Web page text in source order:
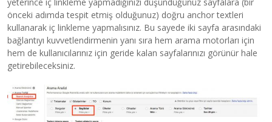
önceki adımda tespit etmiş olduğunuz) doğru anchor textleri
kullanarak iç linkleme yapmalısınız. Bu sayede iki sayfa arasındaki
bağlantıyı kuvvetlendirmenin yanı sıra hem arama motorları için
hem de kullanıcılarınız için geride kalan sayfalarınızı görünür hale
getirebileceksiniz.